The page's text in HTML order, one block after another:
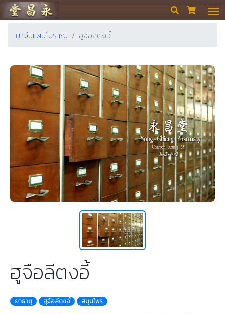
ร้านขายยา ย่งเชียงตึ๊ง  
ยาจีนแผนโบราณ ฮูจือลีตงอี้
ฮูจือลีตงอี้
ยาธาตุ ฮูจือลีตงอี้ สมุนไพร